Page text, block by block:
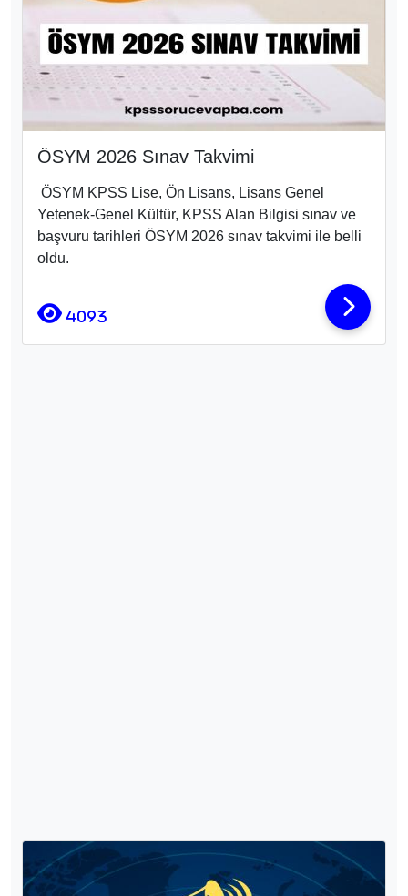
ÖSYM 2026 Sınav Takvimi
ÖSYM KPSS Lise, Ön Lisans, Lisans Genel
Yetenek-Genel Kültür, KPSS Alan Bilgisi sınav ve
başvuru tarihleri ÖSYM 2026 sınav takvimi ile belli
oldu.
4093